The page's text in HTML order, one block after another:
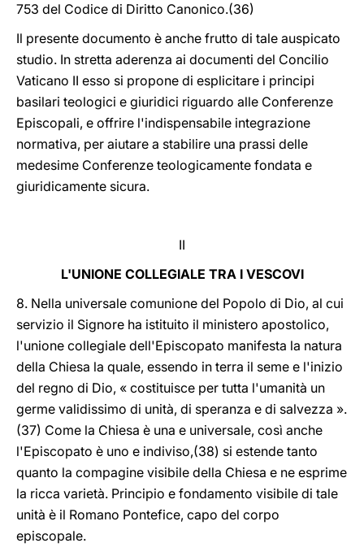
753 del Codice di Diritto Canonico.(36)
Il presente documento è anche frutto di tale auspicato
studio. In stretta aderenza ai documenti del Concilio
Vaticano II esso si propone di esplicitare i principi
basilari teologici e giuridici riguardo alle Conferenze
Episcopali, e offrire l'indispensabile integrazione
normativa, per aiutare a stabilire una prassi delle
medesime Conferenze teologicamente fondata e
giuridicamente sicura.
II
L'UNIONE COLLEGIALE TRA I VESCOVI
8. Nella universale comunione del Popolo di Dio, al cui
servizio il Signore ha istituito il ministero apostolico,
l'unione collegiale dell'Episcopato manifesta la natura
della Chiesa la quale, essendo in terra il seme e l'inizio
del regno di Dio, « costituisce per tutta l'umanità un
germe validissimo di unità, di speranza e di salvezza ».
(37) Come la Chiesa è una e universale, così anche
l'Episcopato è uno e indiviso,(38) si estende tanto
quanto la compagine visibile della Chiesa e ne esprime
la ricca varietà. Principio e fondamento visibile di tale
unità è il Romano Pontefice, capo del corpo
episcopale.